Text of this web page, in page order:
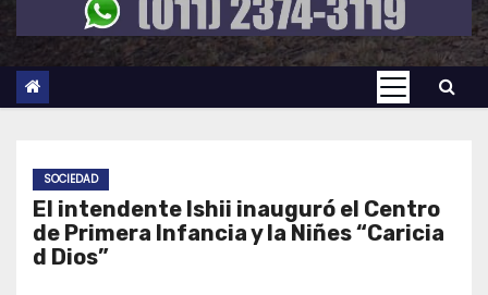
SOCIEDAD
El intendente Ishii inauguró el Centro
de Primera Infancia y la Niñes “Caricia
d Dios”